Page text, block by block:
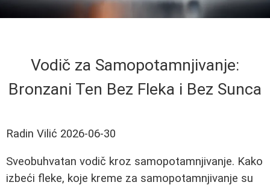
Vodič za Samopotamnjivanje:
Bronzani Ten Bez Fleka i Bez Sunca
Radin Vilić 2026-06-30
Sveobuhvatan vodič kroz samopotamnjivanje. Kako
izbeći fleke, koje kreme za samopotamnjivanje su